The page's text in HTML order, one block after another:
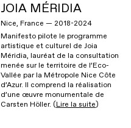
JOIA MÉRIDIA
Nice, France — 2018-2024
Manifesto pilote le programme
artistique et culturel de Joia
Méridia, lauréat de la consultation
menée sur le territoire de l’Eco-
Vallée par la Métropole Nice Côte
d’Azur. Il comprend la réalisation
d’une œuvre monumentale de
Carsten Höller. (Lire la suite)